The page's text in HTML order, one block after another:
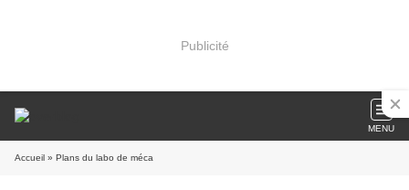
Publicité
MENU
Accueil » Plans du labo de méca